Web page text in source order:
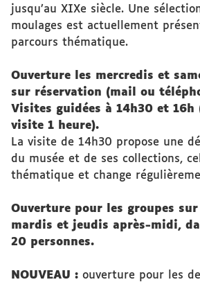
jusqu’au XIXe siècle. Une
moulages est actuellement
parcours thématique.
Ouverture les mercredis et
sur réservation (mail ou
Visites guidées à 14h30 et 16h
visite 1 heure).
La visite de 14h30 propose une
du musée et de ses collections,
thématique et change
Ouverture pour les groupes
mardis et jeudis après-midi,
20 personnes.
NOUVEAU : ouverture pour les